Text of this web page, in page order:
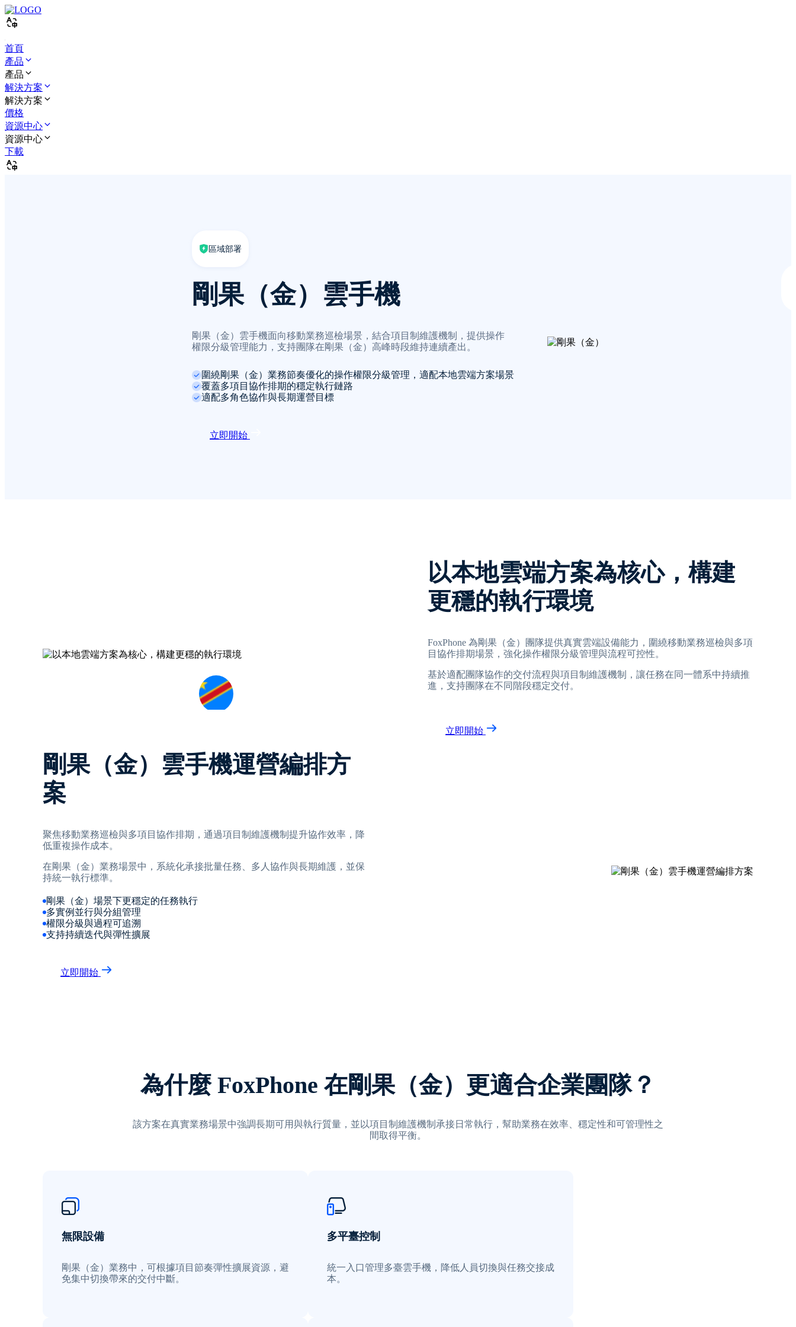
首頁
產品
產品
解決方案
解決方案
價格
資源中心
資源中心
下載
區域部署
剛果（金）雲手機
剛果（金）雲手機面向移動業務巡檢場景，結合項目制維護機制，提供操作
權限分級管理能力，支持團隊在剛果（金）高峰時段維持連續產出。
圍繞剛果（金）業務節奏優化的操作權限分級管理，適配本地雲端方案場景
覆蓋多項目協作排期的穩定執行鏈路
適配多角色協作與長期運營目標
立即開始
以本地雲端方案為核心，構建
更穩的執行環境
FoxPhone 為剛果（金）團隊提供真實雲端設備能力，圍繞移動業務巡檢與多項
目協作排期場景，強化操作權限分級管理與流程可控性。
基於適配團隊協作的交付流程與項目制維護機制，讓任務在同一體系中持續推
進，支持團隊在不同階段穩定交付。
立即開始
剛果（金）雲手機運營編排方
案
聚焦移動業務巡檢與多項目協作排期，通過項目制維護機制提升協作效率，降
低重複操作成本。
在剛果（金）業務場景中，系統化承接批量任務、多人協作與長期維護，並保
持統一執行標準。
剛果（金）場景下更穩定的任務執行
多實例並行與分組管理
權限分級與過程可追溯
支持持續迭代與彈性擴展
立即開始
為什麼 FoxPhone 在剛果（金）更適合企業團隊？
該方案在真實業務場景中強調長期可用與執行質量，並以項目制維護機制承接日常執行，幫助業務在效率、穩定性和可管理性之
間取得平衡。
無限設備
剛果（金）業務中，可根據項目節奏彈性擴展資源，避
免集中切換帶來的交付中斷。
多平臺控制
統一入口管理多臺雲手機，降低人員切換與任務交接成
本。